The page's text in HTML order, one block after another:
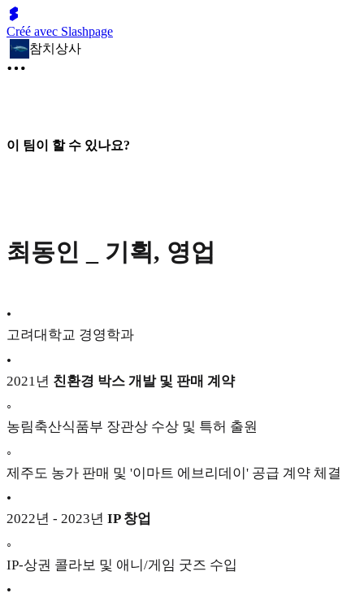
Créé avec Slashpage
참치상사
이 팀이 할 수 있나요?
최동인 _ 기획, 영업
•
고려대학교 경영학과
•
2021년 친환경 박스 개발 및 판매 계약
◦
농림축산식품부 장관상 수상 및 특허 출원
◦
제주도 농가 판매 및 '이마트 에브리데이' 공급 계약 체결
•
2022년 - 2023년 IP 창업
◦
IP-상권 콜라보 및 애니/게임 굿즈 수입
•